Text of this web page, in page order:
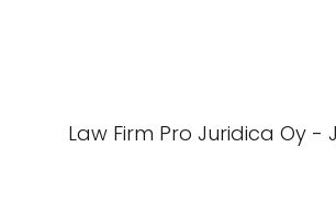
Law Firm Pro Juridica Oy -